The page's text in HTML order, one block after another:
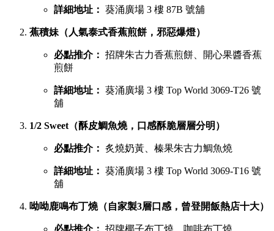
詳細地址： 葵涌廣場 3 樓 87B 號舖
蕉積妹（人氣泰式香蕉煎餅，邪惡爆燈）
必點推介： 招牌朱古力香蕉煎餅、開心果醬香蕉
煎餅
詳細地址： 葵涌廣場 3 樓 Top World 3069-T26 號
舖
1/2 Sweet（酥皮鯛魚燒，口感酥脆層層分明）
必點推介： 炙燒奶黃、榛果朱古力鯛魚燒
詳細地址： 葵涌廣場 3 樓 Top World 3069-T16 號
舖
呦呦鹿鳴布丁燒（自家製3層口感，曾登開飯熱店十大）
必點推介： 招牌椰子布丁燒、咖啡布丁燒